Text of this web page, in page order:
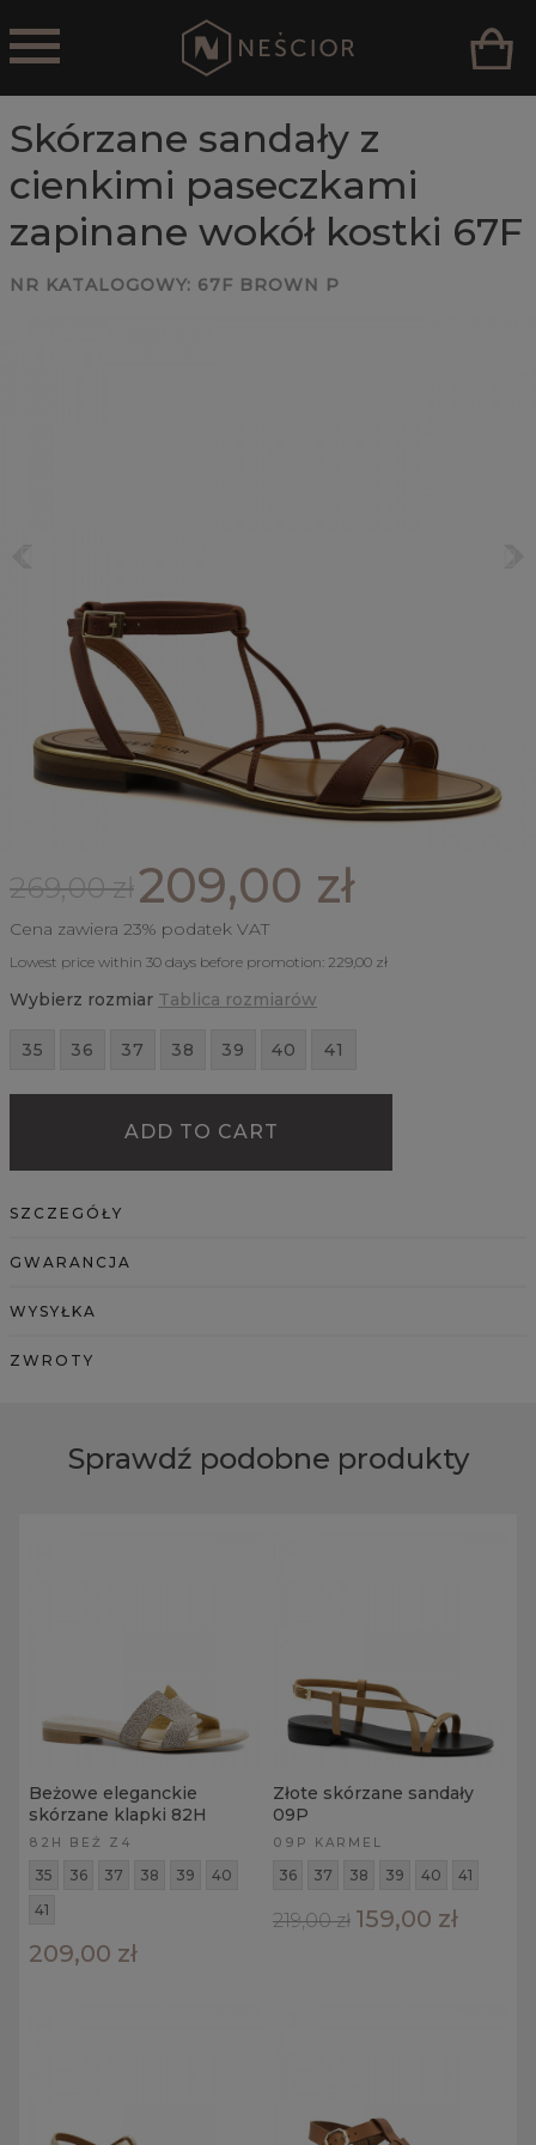
Skórzane sandały z
cienkimi paseczkami
zapinane wokół kostki 67F
NR KATALOGOWY: 67F BROWN P
269,00 zł209,00 zł
Cena zawiera 23% podatek VAT
Lowest price within 30 days before promotion: 229,00 zł
Wybierz rozmiar Tablica rozmiarów
35 36 37 38 39 40 41
ADD TO CART
SZCZEGÓŁY
GWARANCJA
WYSYŁKA
ZWROTY
Sprawdź podobne produkty
Beżowe eleganckie
skórzane klapki 82H
82H BEŻ Z4
35 36 37 38 39
40
41
209,00 zł
Złote skórzane sandały
09P
09P KARMEL
36 37 38 39 40 41
219,00 zł 159,00 zł